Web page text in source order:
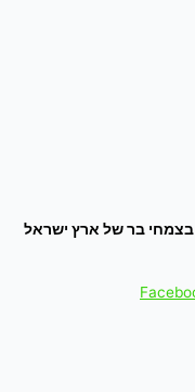
בר של ארץ ישראל